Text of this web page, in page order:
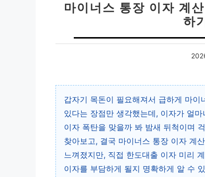
마이너스 통장 이자 계
하
갑자기 목돈이 필요해져서 급하게 마
있다는 장점만 생각했는데, 이자가 얼
이자 폭탄을 맞을까 봐 밤새 뒤척이며
찾아보고, 결국 마이너스 통장 이자 계
느껴졌지만, 직접 한도대출 이자 미리
이자를 부담하게 될지 명확하게 알 수